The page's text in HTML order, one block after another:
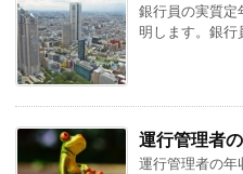
銀行員の実質定
明します。銀
運行管理者
運行管理者の年